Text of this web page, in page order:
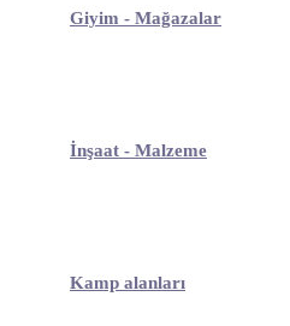
Giyim - Mağazalar
İnşaat - Malzeme
Kamp alanları